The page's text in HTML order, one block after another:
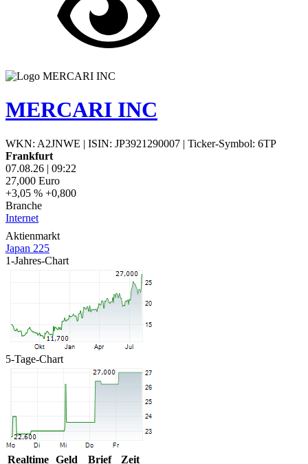
MERCARI INC
WKN: A2JNWE | ISIN: JP3921290007 | Ticker-Symbol: 6TP
Frankfurt
07.08.26 | 09:22
27,000 Euro
+3,05 % +0,800
Branche
Internet
Aktienmarkt
Japan 225
1-Jahres-Chart
5-Tage-Chart
Realtime Geld Brief
Zeit